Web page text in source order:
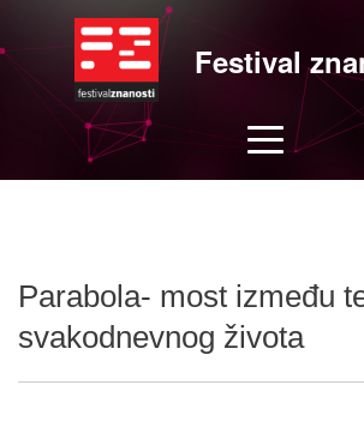
Festival
Parabola- most između
svakodnevnog života